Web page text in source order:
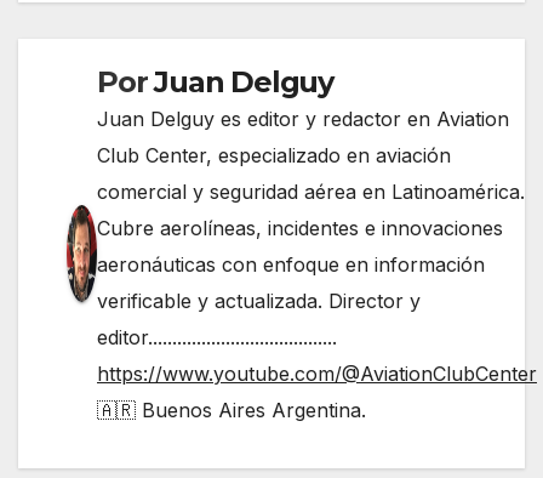
PorJuan Delguy
Juan Delguy es editor y redactor en Aviation
Club Center, especializado en aviación
comercial y seguridad aérea en Latinoamérica.
Cubre aerolíneas, incidentes e innovaciones
aeronáuticas con enfoque en información
verificable y actualizada. Director y
editor.......................................
https://www.youtube.com/@AviationClubCenter
🇦🇷 Buenos Aires Argentina.